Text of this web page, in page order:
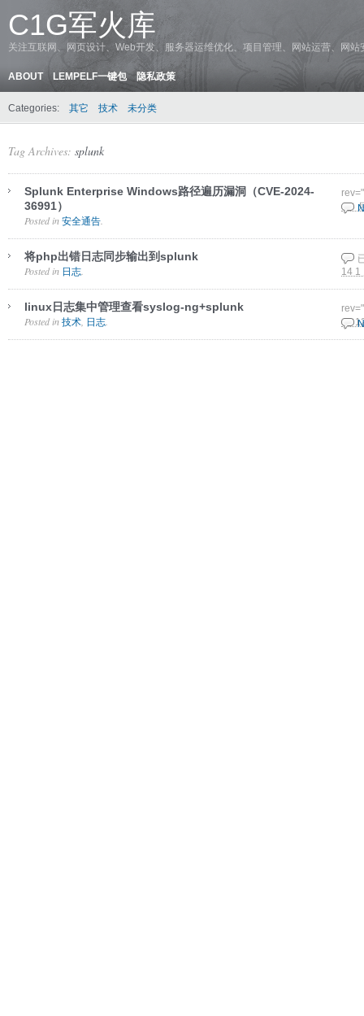
C1G军火库
关注互联网、网页设计、Web开发、服务器运维优化、项目管理、网站运营、网
ABOUT LEMPELF一键包 隐私政策
Categories: 其它 技术 未分类
Tag Archives: splunk
Splunk Enterprise Windows路径遍历漏洞（CVE-2024-
36991）
1 8
Posted in 安全通告
将php出错日志同步输出到splunk
14 1
Posted in 日志
linux日志集中管理查看syslog-ng+splunk
31
Posted in 技术 日志